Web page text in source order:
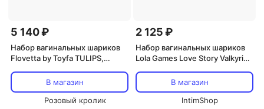
5 140 ₽
Набор вагинальных шариков
Flovetta by Toyfa TULIPS,
В магазин
Розовый кролик
2 125 ₽
Набор вагинальных шариков
Lola Games Love Story Valkyrie,
В магазин
IntimShop